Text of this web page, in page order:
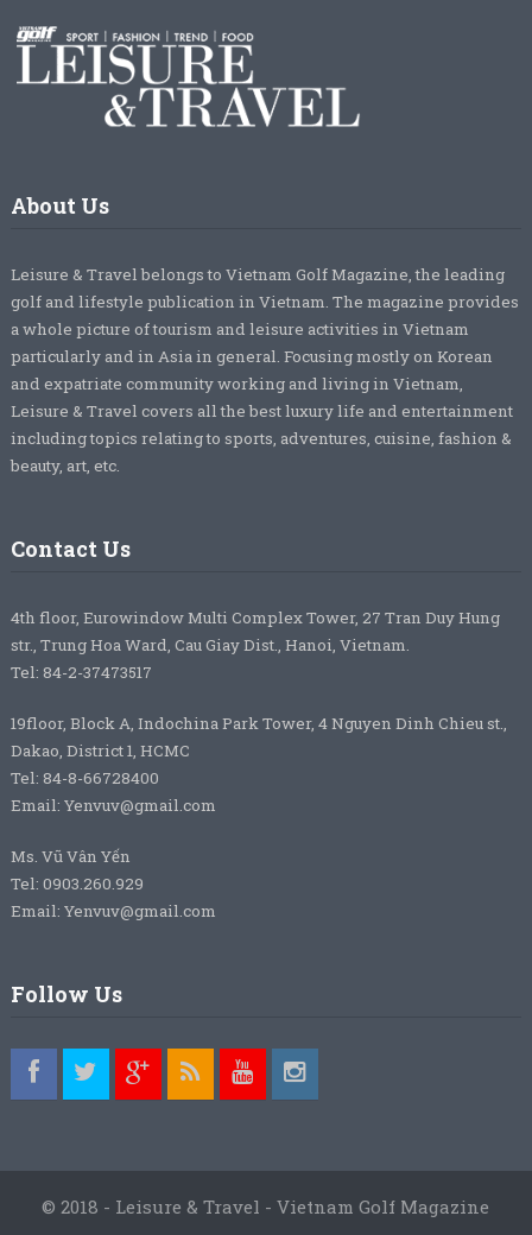
About Us
Leisure & Travel belongs to Vietnam Golf Magazine, the leading
golf and lifestyle publication in Vietnam. The magazine provides
a whole picture of tourism and leisure activities in Vietnam
particularly and in Asia in general. Focusing mostly on Korean
and expatriate community working and living in Vietnam,
Leisure & Travel covers all the best luxury life and entertainment
including topics relating to sports, adventures, cuisine, fashion &
beauty, art, etc.
Contact Us
4th floor, Eurowindow Multi Complex Tower, 27 Tran Duy Hung
str., Trung Hoa Ward, Cau Giay Dist., Hanoi, Vietnam.
Tel: 84-2-37473517
19floor, Block A, Indochina Park Tower, 4 Nguyen Dinh Chieu st.,
Dakao, District 1, HCMC
Tel: 84-8-66728400
Email: Yenvuv@gmail.com
Ms. Vũ Vân Yến
Tel: 0903.260.929
Email: Yenvuv@gmail.com
Follow Us
© 2018 - Leisure & Travel - Vietnam Golf Magazine